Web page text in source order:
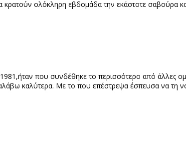
κρατούν ολόκληρη εβδομάδα την εκάστοτε σαβούρα
που συνδέθηκε το περισσότερο από άλλες
καλύτερα. Με το που επέστρεψα έσπευσα να τη